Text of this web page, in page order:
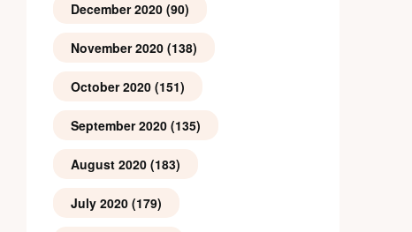
December 2020(90)
November 2020(138)
October 2020(151)
September 2020(135)
August 2020(183)
July 2020(179)